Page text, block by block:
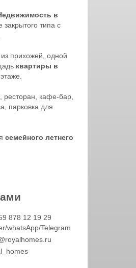
в
закрытого типа с
прихожей, одной
квартиры в
ресторан, кафе-бар,
парковка для
семейного летнего
878 12 19 29
whatsApp/Telegram